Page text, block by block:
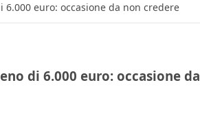
6.000 euro: occasione da non credere
di 6.000 euro: occasione da